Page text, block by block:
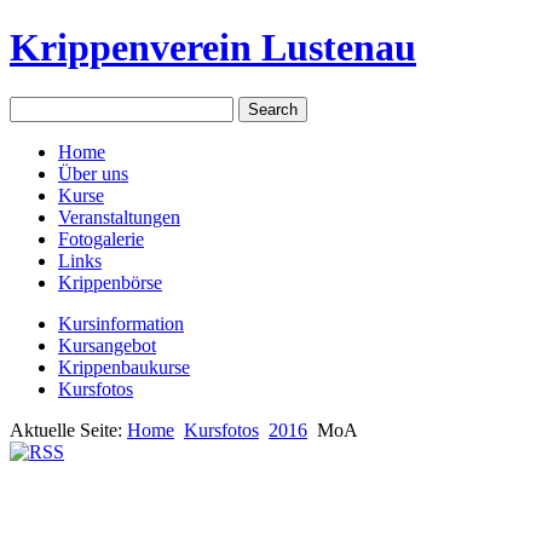
Krippenverein Lustenau
Home
Über uns
Kurse
Veranstaltungen
Fotogalerie
Links
Krippenbörse
Kursinformation
Kursangebot
Krippenbaukurse
Kursfotos
Aktuelle Seite: Home Kursfotos 2016 MoA